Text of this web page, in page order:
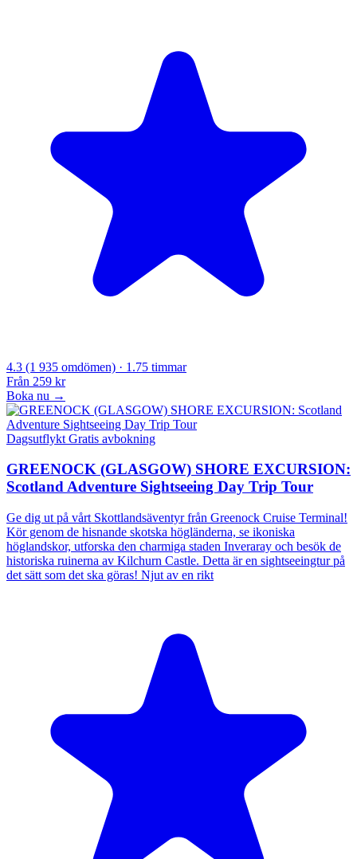
4.3 (1 935 omdömen) · 1.75 timmar
Från 259 kr
Boka nu →
Dagsutflykt Gratis avbokning
GREENOCK (GLASGOW) SHORE EXCURSION:
Scotland Adventure Sightseeing Day Trip Tour
Ge dig ut på vårt Skottlandsäventyr från Greenock Cruise Terminal!
Kör genom de hisnande skotska högländerna, se ikoniska
höglandskor, utforska den charmiga staden Inveraray och besök de
historiska ruinerna av Kilchurn Castle. Detta är en sightseeingtur på
det sätt som det ska göras! Njut av en rikt